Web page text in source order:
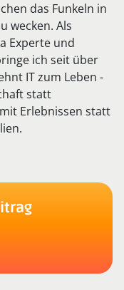
das Funkeln in
wecken. Als
Experte und
ich seit über
IT zum Leben -
statt
Erlebnissen statt